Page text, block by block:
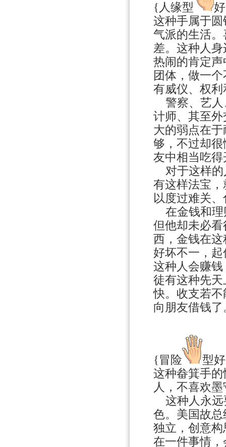
{人缘型
这种手属于
气派的生活
差。这种人
热闹的肯定
团体，做一
有威仪、权
警察、艺人
计师、其至
大的弱点在
够，不过却
友中相当吃得
对于这样的
有这样法宝
以度过难关
在金钱和理
但他却未必
西，金钱在
好坏不一，
这种人会赚
徒有这种先
快。收支若
向朋友借钱了
{冒险
型
这种畚箕手
人，不喜欢
这种人永远
色。美国故
独立，创意
在一件事情